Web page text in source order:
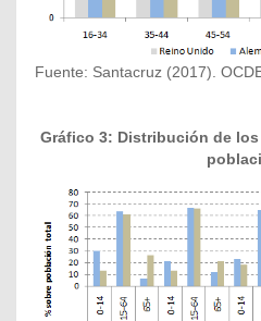
Fuente: Santacruz (2017).
Gráfico 3: Distribución de